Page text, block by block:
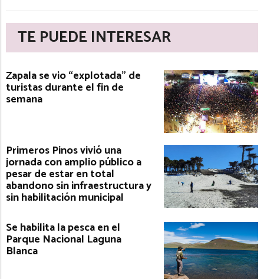
TE PUEDE INTERESAR
Zapala se vio “explotada” de
turistas durante el fin de
semana
Primeros Pinos vivió una
jornada con amplio público a
pesar de estar en total
abandono sin infraestructura y
sin habilitación municipal
Se habilita la pesca en el
Parque Nacional Laguna
Blanca